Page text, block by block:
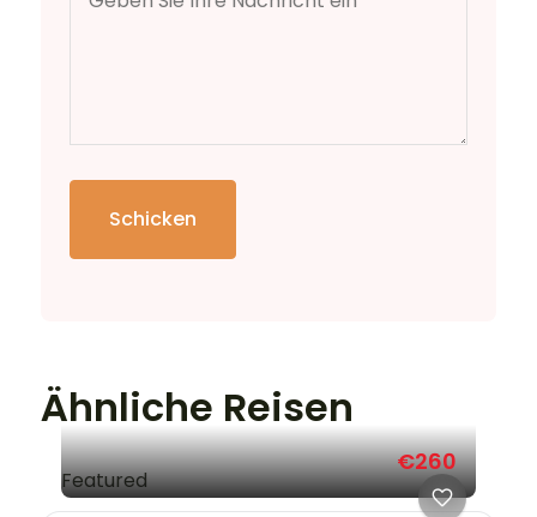
Schicken
Ähnliche Reisen
Featured
€260